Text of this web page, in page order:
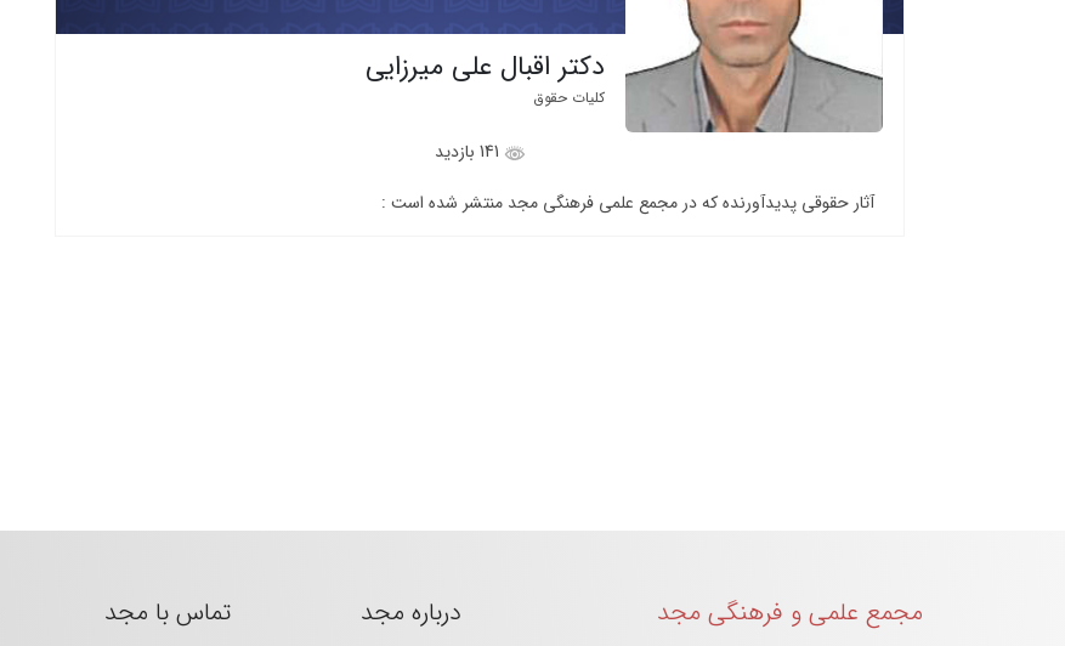
دکتر اقبال علی میرزایی
کلیات حقوق
آثار حقوقی پدیدآورنده که در مجمع علمی فرهنگی مجد منتشر شده است :
مجمع علمی و فرهنگی مجد درباره مجد تماس با مجد